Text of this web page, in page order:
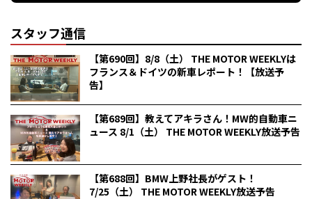
スタッフ通信
【第690回】8/8（土） THE MOTOR WEEKLYは
フランス＆ドイツの新車レポート！【放送予
告】
【第689回】教えてアキラさん！MW的自動車ニ
ュース 8/1（土） THE MOTOR WEEKLY放送予告
【第688回】BMW上野社長がゲスト！
7/25（土） THE MOTOR WEEKLY放送予告